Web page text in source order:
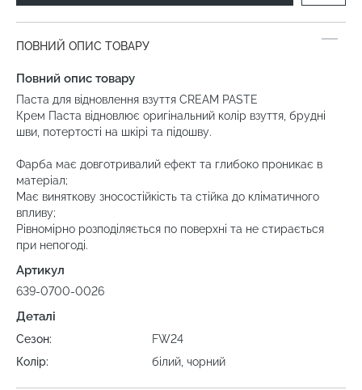
ПОВНИЙ ОПИС ТОВАРУ
Повний опис товару
Паста для відновлення взуття CREAM PASTE
Крем Паста відновлює оригінальний колір взуття, брудні
шви, потертості на шкірі та підошву.
Фарба має довготривалий ефект та глибоко проникає в
матеріал;
Має виняткову зносостійкість та стійка до кліматичного
впливу;
Рівномірно розподіляється по поверхні та не стирається
при непогоді.
Артикул
639-0700-0026
Деталі
Сезон:
FW24
Колір:
білий, чорний